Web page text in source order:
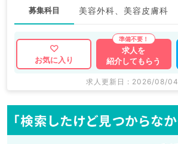
募集科目 美容外科、美容皮膚科
お気に入り
求人を
紹介してもらう
求人更新日 : 2026/08/04